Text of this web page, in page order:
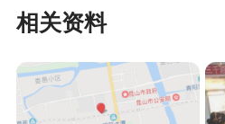
相关资料